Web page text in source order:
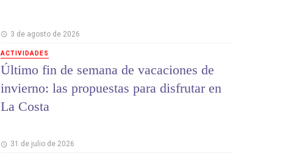
3 de agosto de 2026
ACTIVIDADES
Último fin de semana de vacaciones de
invierno: las propuestas para disfrutar en
La Costa
31 de julio de 2026